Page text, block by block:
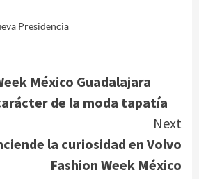
Presidencia
México Guadalajara
de la moda tapatía
Next
la curiosidad en Volvo
Fashion Week México